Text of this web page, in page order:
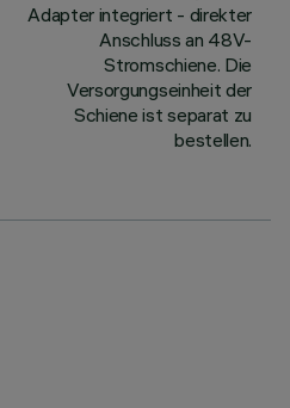
Adapter integriert - direkter
Anschluss an 48V-
Stromschiene. Die
Versorgungseinheit der
Schiene ist separat zu
bestellen.